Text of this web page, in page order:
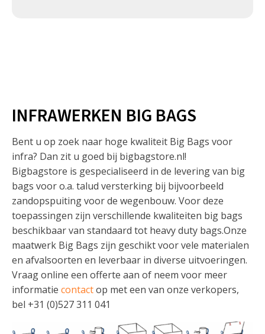
INFRAWERKEN BIG BAGS
Bent u op zoek naar hoge kwaliteit Big Bags voor
infra? Dan zit u goed bij bigbagstore.nl!
Bigbagstore is gespecialiseerd in de levering van big
bags voor o.a. talud versterking bij bijvoorbeeld
zandopspuiting voor de wegenbouw. Voor deze
toepassingen zijn verschillende kwaliteiten big bags
beschikbaar van standaard tot heavy duty bags.Onze
maatwerk Big Bags zijn geschikt voor vele materialen
en afvalsoorten en leverbaar in diverse uitvoeringen.
Vraag online een offerte aan of neem voor meer
informatie contactop met een van onze verkopers,
bel +31 (0)527 311 041